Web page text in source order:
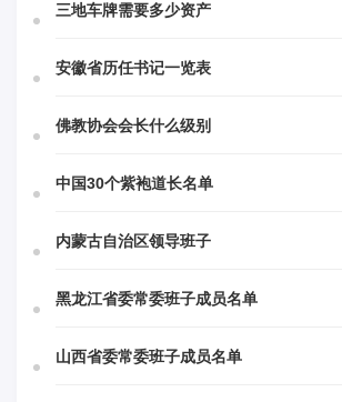
三地车牌需要多少资产
安徽省历任书记一览表
佛教协会会长什么级别
中国30个紫袍道长名单
内蒙古自治区领导班子
黑龙江省委常委班子成员名单
山西省委常委班子成员名单